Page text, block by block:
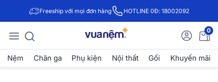
Freeship với mọi đơn hàng HOTLINE 0Đ: 18002092
0
Nệm Chăn ga Phụ kiện Nội thất Gối Khuyến mãi